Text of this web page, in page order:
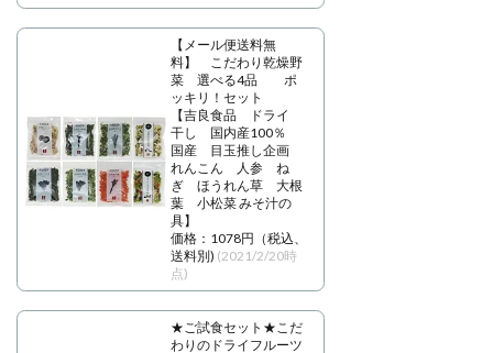
【メール便送料無
料】 こだわり乾燥野
菜 選べる4品 ポ
ッキリ！セット
【吉良食品 ドライ
干し 国内産100％
国産 目玉推し企画
れんこん 人参 ね
ぎ ほうれん草 大根
葉 小松菜 みそ汁の
具】
価格：1078円（税込、
送料別) (2021/2/20時
点)
★ご試食セット★こだ
わりのドライフルーツ